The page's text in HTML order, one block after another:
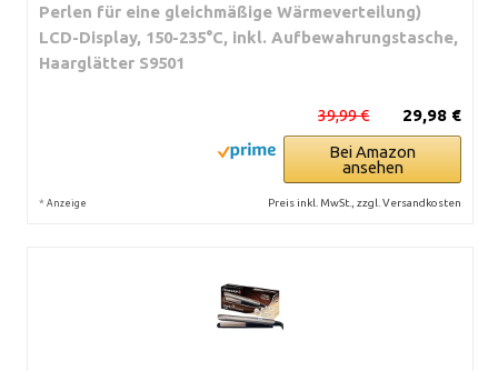
Perlen für eine gleichmäßige Wärmeverteilung)
LCD-Display, 150-235°C, inkl. Aufbewahrungstasche,
Haarglätter S9501
29,98 €
39,99 €
Bei Amazon
ansehen
* Anzeige Preis inkl. MwSt., zzgl. Versandkosten